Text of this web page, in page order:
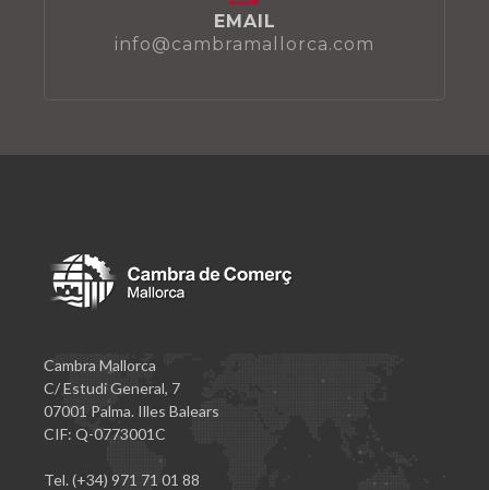
EMAIL
info@cambramallorca.com
Cambra Mallorca
C/ Estudi General, 7
07001 Palma. Illes Balears
CIF: Q-0773001C
Tel. (+34) 971 71 01 88